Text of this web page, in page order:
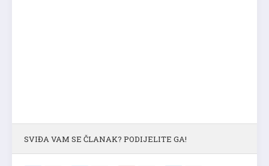
SVIĐA VAM SE ČLANAK? PODIJELITE GA!